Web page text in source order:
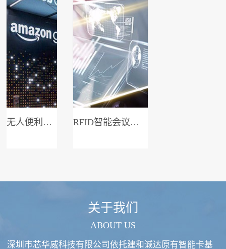
无人便利店系统 RFID智能会议签到系统
关于我们
ABOUT US
深圳市芯华威科技有限公司依托建和诚达原有智能卡基